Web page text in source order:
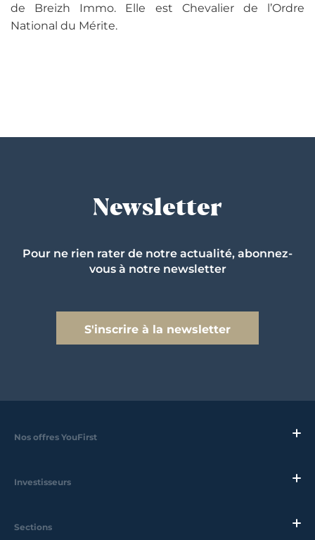
de Breizh Immo. Elle est Chevalier de l’Ordre
National du Mérite.
Newsletter
Pour ne rien rater de notre actualité, abonnez-
vous à notre newsletter
S'inscrire à la newsletter
Nos offres YouFirst
Investisseurs
Sections